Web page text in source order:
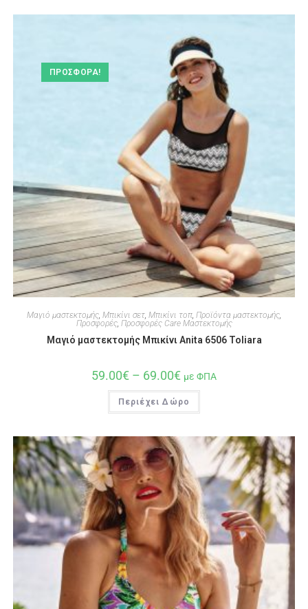
ΠΡΟΣΦΟΡΆ!
Μαγιό μαστεκτομής, Μπικίνι σετ, Μπικίνι τοπ, Προϊόντα μαστεκτομής,
Προσφορές, Προσφορές Care Μαστεκτομής
Μαγιό μαστεκτομής Μπικίνι Anita 6506 Toliara
59.00€ – 69.00€ με ΦΠΑ
Περιέχει Δώρο